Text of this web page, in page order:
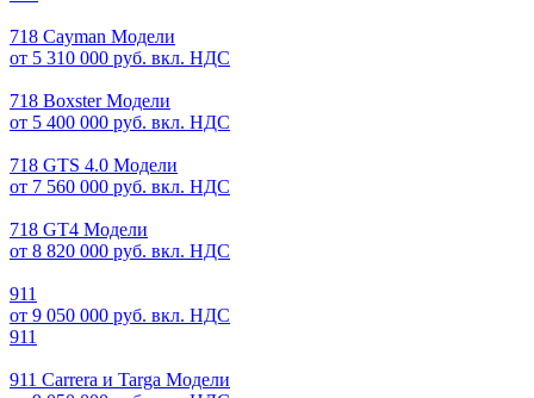
718 Cayman Модели
от 5 310 000 руб. вкл. НДС
718 Boxster Модели
от 5 400 000 руб. вкл. НДС
718 GTS 4.0 Модели
от 7 560 000 руб. вкл. НДС
718 GT4 Модели
от 8 820 000 руб. вкл. НДС
911
от 9 050 000 руб. вкл. НДС
911
911 Carrera и Targa Модели